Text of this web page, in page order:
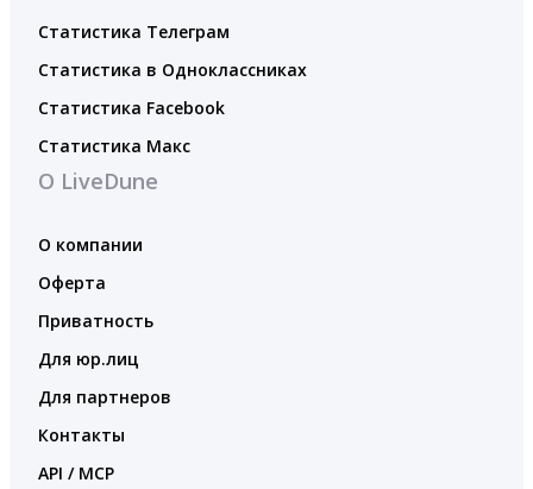
Статистика Телеграм
Статистика в Одноклассниках
Статистика Facebook
Статистика Макс
О LiveDune
О компании
Оферта
Приватность
Для юр.лиц
Для партнеров
Контакты
API / MCP